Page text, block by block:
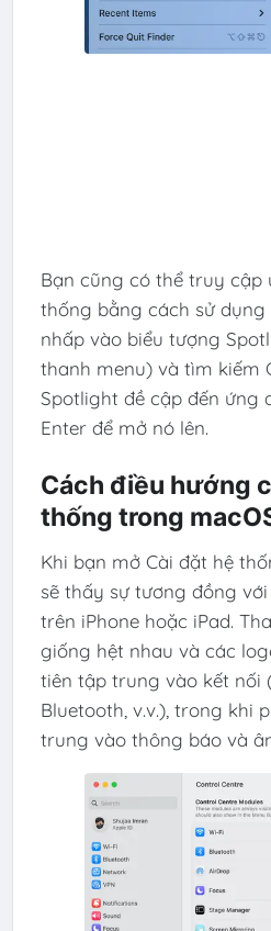
Bạn cũng có thể truy cập
thống bằng cách sử dụng
nhấp vào biểu tượng
thanh menu) và tìm kiếm
Spotlight đề cập đến ứng
Enter để mở nó lên.
Cách điều hướng
thống trong
Khi bạn mở Cài đặt hệ
sẽ thấy sự tương đồng
trên iPhone hoặc iPad.
giống hệt nhau và các
tiên tập trung vào kết nối
Bluetooth, v.v.), trong khi
trung vào thông báo và